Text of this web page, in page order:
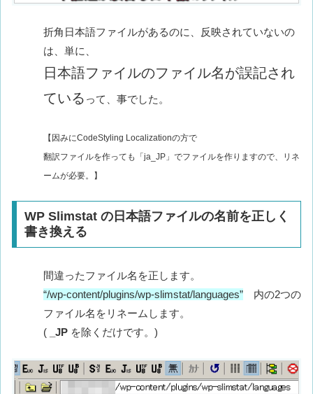
折角日本語ファイルがあるのに、反映されていないの
は、単に、
日本語ファイルのファイル名が誤記され
ている って、事でした。
【因みにCodeStyling Localizationの方で
翻訳ファイルを作っても「ja_JP」でファイルを作りますので、リネ
ームが必要。】
WP Slimstat の日本語ファイルの名前を正しく
書き換える
間違ったファイル名を正します。
“/wp-content/plugins/wp-slimstat/languages” 内の2つの
ファイル名をリネームします。
(
_JP を除くだけです。)